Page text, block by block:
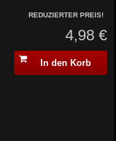
REDUZIERTER PREIS!
4,98 €
In den Korb